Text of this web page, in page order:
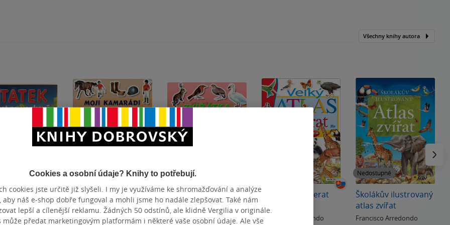
Všechny knihy autora
a život na
Arredondo
Kamarádi koníci
Francisco Arredondo
Zvířátka na statku
Francisco Arredondo
Veľký atlas zvierat
Francisco Arredondo
Nedostupné
Školákův ilustrovaný
atlas zvířat
Francisco Arredondo
Cookies a osobní údaje? Knihy to potřebují.
cookies jste určitě již slyšeli. I my je využíváme ke shromažďování a analýze
aby náš e-shop dobře fungoval a mohli jsme ho nadále zlepšovat. Také nám
lepší a cílenější reklamu. Žádných 50 odstínů, ale klidně Vergilia v originále.
může předat marketingovým platformám i některé vaše osobní údaje. Ale vše